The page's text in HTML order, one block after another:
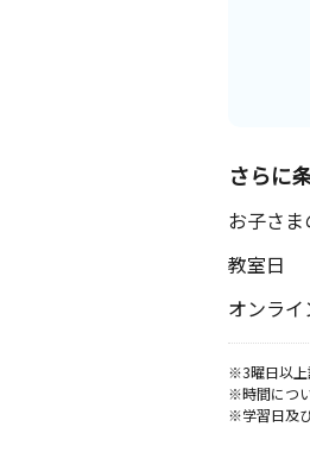
さらに
お子さ
教室日
オンラ
※3曜日以上
※時間につ
※学習日及